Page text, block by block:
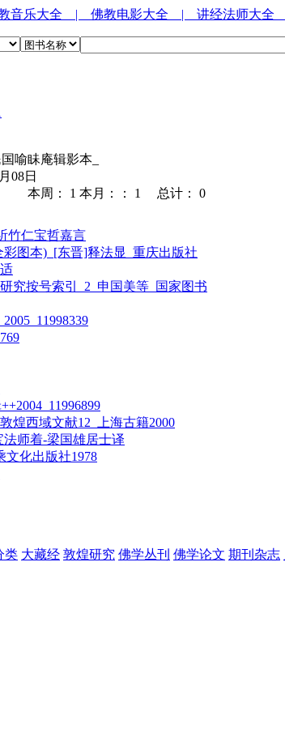
音乐大全 | 佛教电影大全 | 讲经法师大全
喻眛庵辑影本_
08日
本周： 1 本月：： 1 总计： 0
竹仁宝哲嘉言
图本)_[东晋]释法显_重庆出版社
究按号索引_2_申国美等_国家图书
煌西域文献12_上海古籍2000
师着-梁国雄居士译
文化出版社1978
类 大藏经 敦煌研究 佛学丛刊 佛学论文 期刊杂志